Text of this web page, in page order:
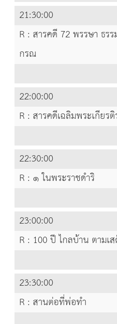
21:30:00
R : สารคดี 72 พรรษา ธร
กรณ
22:00:00
R : สารคดีเฉลิมพระเกียร
22:30:00
R : ๑ ในพระราชดำริ
23:00:00
R : 100 ปี ไกลบ้าน ตามเ
23:30:00
R : สานต่อที่พ่อทำ